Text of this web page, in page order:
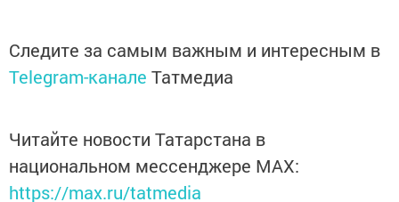
Следите за самым важным и интересным в
Telegram-канале Татмедиа
Читайте новости Татарстана в
национальном мессенджере MАХ:
https://max.ru/tatmedia